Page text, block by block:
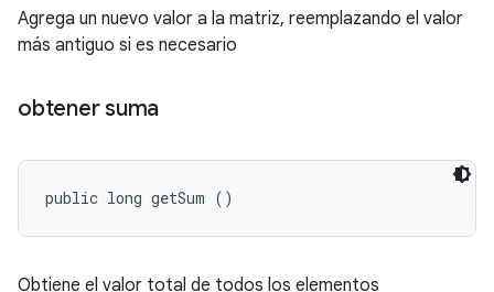
Agrega un nuevo valor a la matriz, reemplazando el valor
más antiguo si es necesario
obtener suma
public long getSum ()
Obtiene el valor total de todos los elementos